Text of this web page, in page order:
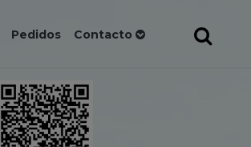
Pedidos Contacto